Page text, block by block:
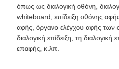
Εμφάνιση VR
Σχετικά με εμάς
όπως ως διαλογική οθόνη,
whiteboard, επίδειξη οθόνης
αφής, όργανο ελέγχου αφής των
διαλογική επίδειξη, τη
επαφής, κ.λπ.